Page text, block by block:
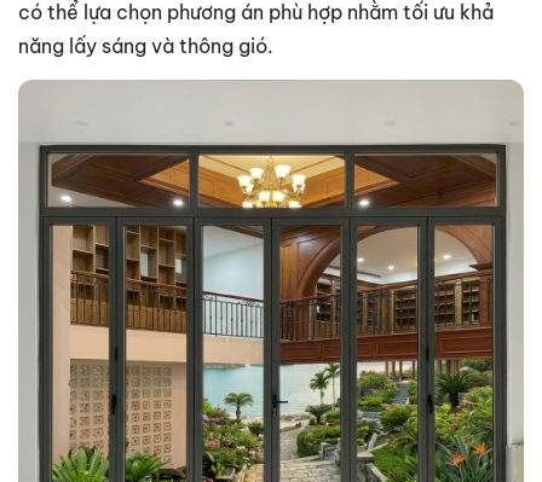
có thể lựa chọn phương án phù hợp nhằm tối ưu khả
năng lấy sáng và thông gió.